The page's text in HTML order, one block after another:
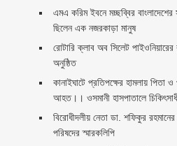
এমএ করিম ইবনে মচ্ছব্বির
ছিলেন এক নজরকাড়া মানুষ ‎
রোটারি ক্লাব অব সিলেট পাইওনিয়ারের
অনুষ্ঠিত
কানাইঘাটে প্রতিপক্ষের হামলায়
আহত।। ওসমানী হাসপাতালে
বিরোধীদলীয় নেতা ডা. শফিকুর রহমানের
পরিষদের স্মারকলিপি ‎